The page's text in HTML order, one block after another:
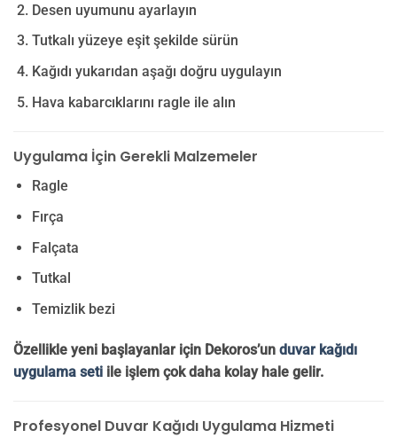
Desen uyumunu ayarlayın
Tutkalı yüzeye eşit şekilde sürün
Kağıdı yukarıdan aşağı doğru uygulayın
Hava kabarcıklarını ragle ile alın
Uygulama İçin Gerekli Malzemeler
Ragle
Fırça
Falçata
Tutkal
Temizlik bezi
Özellikle yeni başlayanlar için Dekoros’un duvar kağıdı
uygulama seti ile işlem çok daha kolay hale gelir.
Profesyonel Duvar Kağıdı Uygulama Hizmeti